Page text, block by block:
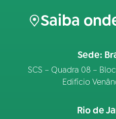
Saiba
Sede:
SCS – Quadra 08 –
Edifício
Rio de